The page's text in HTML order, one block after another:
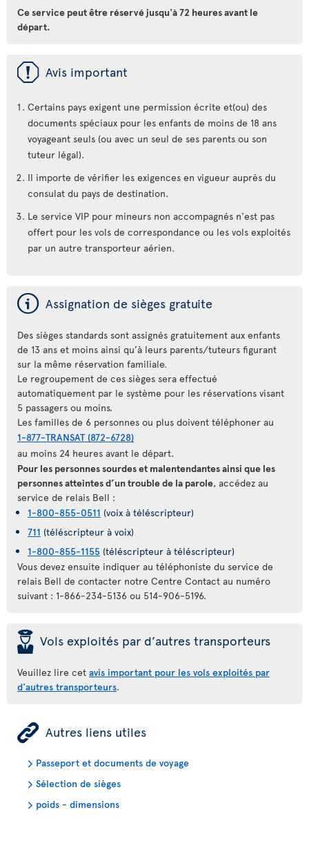
Ce service peut être réservé jusqu'à 72 heures avant le
départ.
ü Avis important
Certains pays exigent une permission écrite et(ou) des
documents spéciaux pour les enfants de moins de 18 ans
voyageant seuls (ou avec un seul de ses parents ou son
tuteur légal).
Il importe de vérifier les exigences en vigueur auprès du
consulat du pays de destination.
Le service VIP pour mineurs non accompagnés n'est pas
offert pour les vols de correspondance ou les vols exploités
par un autre transporteur aérien.
ý Assignation de sièges gratuite
Des sièges standards sont assignés gratuitement aux enfants
de 13 ans et moins ainsi qu’à leurs parents/tuteurs figurant
sur la même réservation familiale.
Le regroupement de ces sièges sera effectué
automatiquement par le système pour les réservations visant
5 passagers ou moins.
Les familles de 6 personnes ou plus doivent téléphoner au
1-877-TRANSAT (872-6728)
au moins 24 heures avant le départ.
Pour les personnes sourdes et malentendantes ainsi que les
personnes atteintes d’un trouble de la parole, accédez au
service de relais Bell :
1-800-855-0511 (voix à téléscripteur)
711 (téléscripteur à voix)
1-800-855-1155 (téléscripteur à téléscripteur)
Vous devez ensuite indiquer au téléphoniste du service de
relais Bell de contacter notre Centre Contact au numéro
suivant : 1-866-234-5136 ou 514-906-5196.
þ Vols exploités par d’autres transporteurs
Veuillez lire cet avis important pour les vols exploités par
d'autres transporteurs.
ÿ Autres liens utiles
Passeport et documents de voyage
Sélection de sièges
poids - dimensions